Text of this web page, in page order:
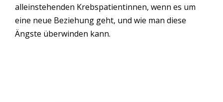
alleinstehenden Krebspatientinnen, wenn es um
eine neue Beziehung geht, und wie man diese
Ängste überwinden kann.